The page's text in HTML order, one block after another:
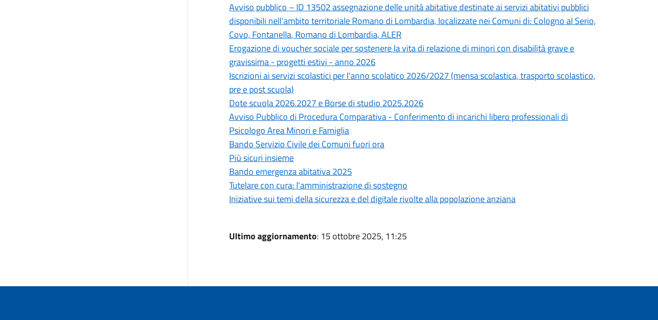
Avviso pubblico – ID 13502 assegnazione delle unità abitative destinate ai servizi abitativi pubblici
disponibili nell’ambito territoriale Romano di Lombardia, localizzate nei Comuni di: Cologno al Serio,
Covo, Fontanella, Romano di Lombardia, ALER
Erogazione di voucher sociale per sostenere la vita di relazione di minori con disabilità grave e
gravissima - progetti estivi - anno 2026
Iscrizioni ai servizi scolastici per l'anno scolatico 2026/2027 (mensa scolastica, trasporto scolastico,
pre e post scuola)
Dote scuola 2026.2027 e Borse di studio 2025.2026
Avviso Pubblico di Procedura Comparativa - Conferimento di incarichi libero professionali di
Psicologo Area Minori e Famiglia
Bando Servizio Civile dei Comuni fuori ora
Più sicuri insieme
Bando emergenza abitativa 2025
Tutelare con cura: l'amministrazione di sostegno
Iniziative sui temi della sicurezza e del digitale rivolte alla popolazione anziana
Ultimo aggiornamento: 15 ottobre 2025, 11:25